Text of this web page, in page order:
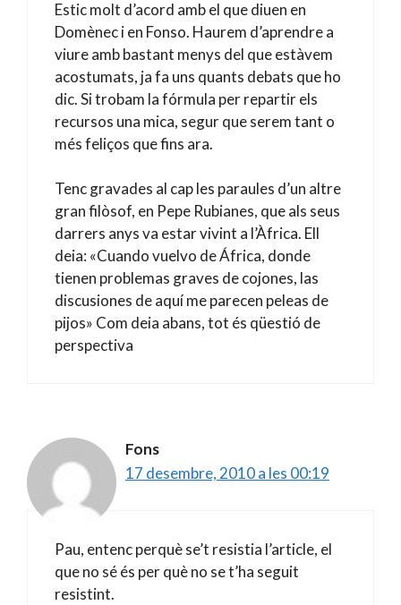
Estic molt d’acord amb el que diuen en
Domènec i en Fonso. Haurem d’aprendre a
viure amb bastant menys del que estàvem
acostumats, ja fa uns quants debats que ho
dic. Si trobam la fórmula per repartir els
recursos una mica, segur que serem tant o
més feliços que fins ara.
Tenc gravades al cap les paraules d’un altre
gran filòsof, en Pepe Rubianes, que als seus
darrers anys va estar vivint a l’Àfrica. Ell
deia: «Cuando vuelvo de África, donde
tienen problemas graves de cojones, las
discusiones de aquí me parecen peleas de
pijos» Com deia abans, tot és qüestió de
perspectiva
Fons
17 desembre, 2010 a les 00:19
Pau, entenc perquè se’t resistia l’article, el
que no sé és per què no se t’ha seguit
resistint.